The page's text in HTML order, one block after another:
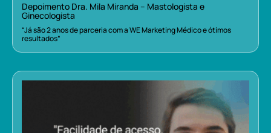
Depoimento Dra. Mila Miranda – Mastologista e
Ginecologista
“Já são 2 anos de parceria com a WE Marketing Médico e ótimos
resultados”